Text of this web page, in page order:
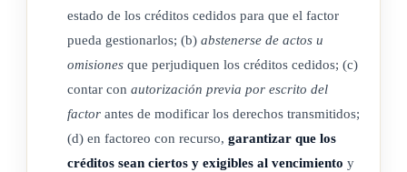
ARTÍCULO 6
Ejecutividad del monto adecuado de la factura
estado de los créditos cedidos para que el factor
pueda gestionarlos; (b) abstenerse de actos u
omisiones que perjudiquen los créditos cedidos; (c)
contar con autorización previa por escrito del
factor antes de modificar los derechos transmitidos;
(d) en factoreo con recurso, garantizar que los
créditos sean ciertos y exigibles al vencimiento y